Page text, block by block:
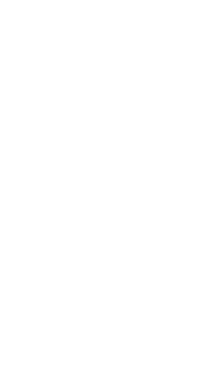
La edil Olga
su renuncia
Rincón de la